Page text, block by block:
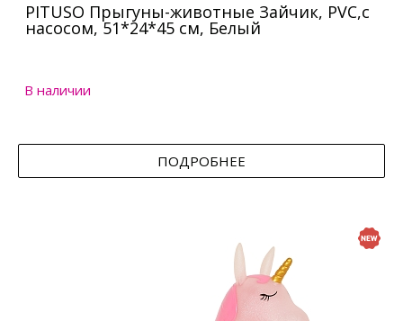
PITUSO Прыгуны-животные Зайчик, PVC,с
насосом, 51*24*45 см, Белый
В наличии
ПОДРОБНЕЕ